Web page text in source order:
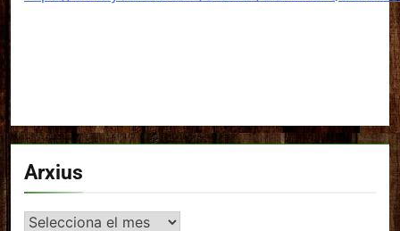
Arxius
Arxius